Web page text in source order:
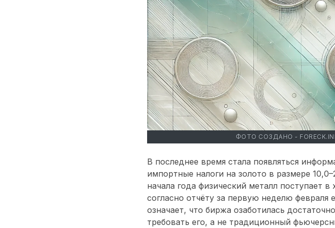
ФОТО СОЗДАНО -
В последнее время стала появляться
импортные налоги на золото в размере
начала года физический металл поступает
согласно отчёту за первую неделю февраля
означает, что биржа озаботилась
требовать его, а не традиционный